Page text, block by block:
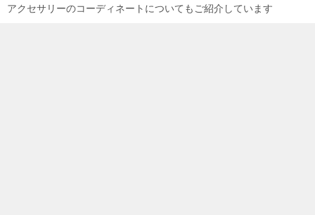
アクセサリーのコーディネートについてもご紹介しています